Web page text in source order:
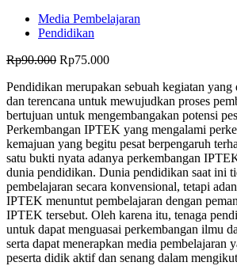
Media Pembelajaran
Pendidikan
Rp90.000 Harga
adalah:
Rp90.000.
Rp75.000Harga
ini
adalah:
Rp75.000.
Pendidikan merupakan sebuah kegiatan yang
dan terencana untuk mewujudkan proses
bertujuan untuk mengembangakan potensi
Perkembangan IPTEK yang mengalami
kemajuan yang begitu pesat berpengaruh
satu bukti nyata adanya perkembangan
dunia pendidikan. Dunia pendidikan saat ini
pembelajaran secara konvensional, tetapi
IPTEK menuntut pembelajaran dengan
IPTEK tersebut. Oleh karena itu, tenaga
untuk dapat menguasai perkembangan ilmu
serta dapat menerapkan media pembelajaran
peserta didik aktif dan senang dalam